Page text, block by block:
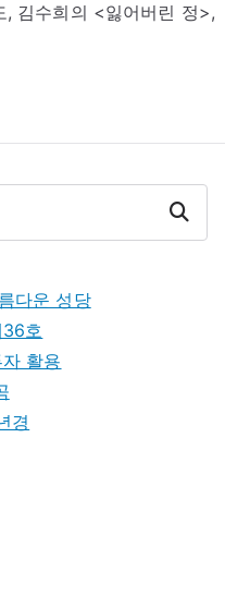
김수희의 <잃어버린 정>,
Search
다운 성당
호
활용
경